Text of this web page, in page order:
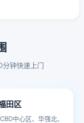
分钟快速上门
田区
中心区、华强北、